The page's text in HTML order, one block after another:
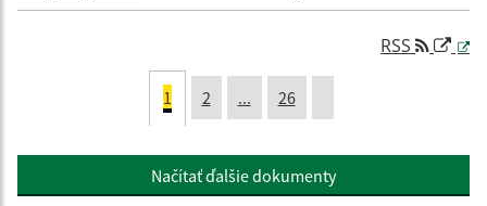
RSS
1 2 ... 26
Načítať ďalšie dokumenty